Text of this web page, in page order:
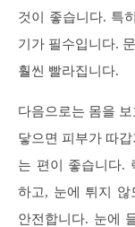
것이 좋습니다. 특
기가 필수입니다.
훨씬 빨라집니다.
다음으로는 몸을
닿으면 피부가 따
는 편이 좋습니다.
하고, 눈에 튀지 않
안전합니다. 눈에